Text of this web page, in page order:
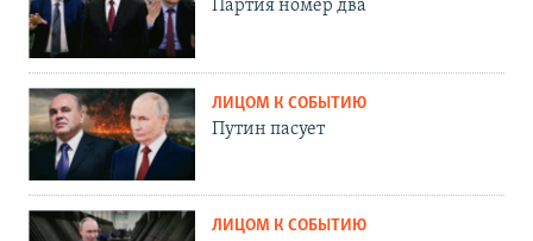
Партия номер два
ЛИЦОМ К СОБЫТИЮ
Путин пасует
ЛИЦОМ К СОБЫТИЮ